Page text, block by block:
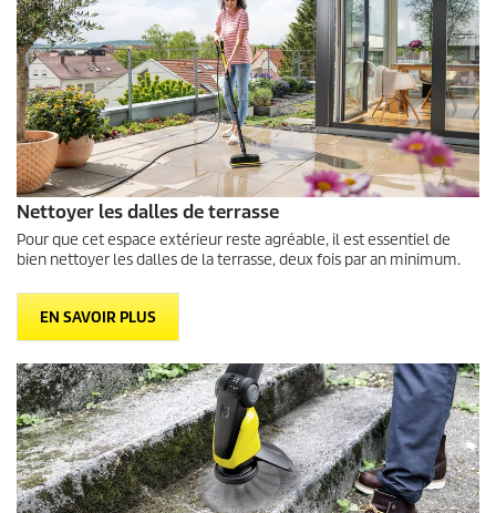
Nettoyer les dalles de terrasse
Pour que cet espace extérieur reste agréable, il est essentiel de
bien nettoyer les dalles de la terrasse, deux fois par an minimum.
EN SAVOIR PLUS